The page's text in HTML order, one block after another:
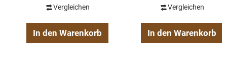
Vergleichen
In den Warenkorb
Vergleichen
In den Warenkorb